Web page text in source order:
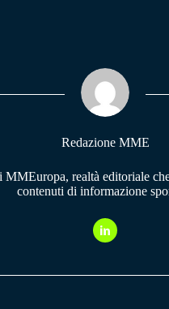
Redazione MME
MMEuropa, realtà editoriale
contenuti di informazione